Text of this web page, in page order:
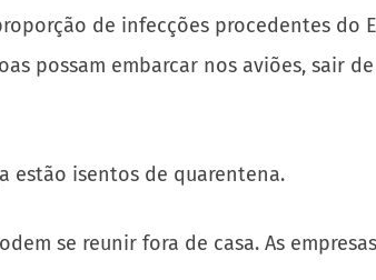
de infecções procedentes do
possam embarcar nos aviões, sair
estão isentos de quarentena.
se reunir fora de casa. As